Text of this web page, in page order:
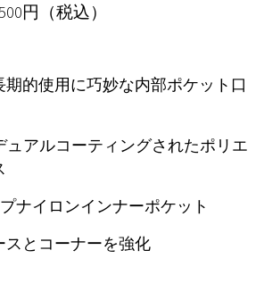
円（税込）
的使用に巧妙な内部ポケット口
ュアルコーティングされたポリエ
ナイロンインナーポケット
とコーナーを強化